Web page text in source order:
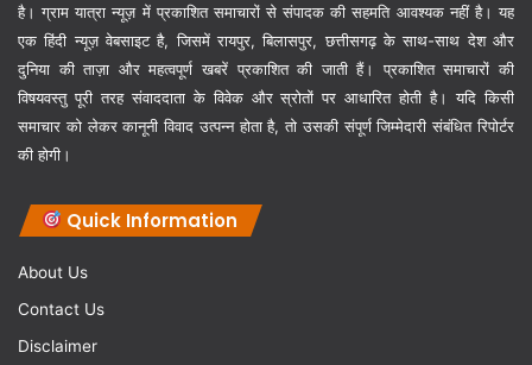
है। ग्राम यात्रा न्यूज़ में प्रकाशित समाचारों से संपादक की सहमति आवश्यक नहीं है। यह
एक हिंदी न्यूज़ वेबसाइट है, जिसमें रायपुर, बिलासपुर, छत्तीसगढ़ के साथ-साथ देश और
दुनिया की ताज़ा और महत्वपूर्ण खबरें प्रकाशित की जाती हैं। प्रकाशित समाचारों की
विषयवस्तु पूरी तरह संवाददाता के विवेक और स्रोतों पर आधारित होती है। यदि किसी
समाचार को लेकर कानूनी विवाद उत्पन्न होता है, तो उसकी संपूर्ण जिम्मेदारी संबंधित रिपोर्टर
की होगी।
Quick Information
About Us
Contact Us
Disclaimer